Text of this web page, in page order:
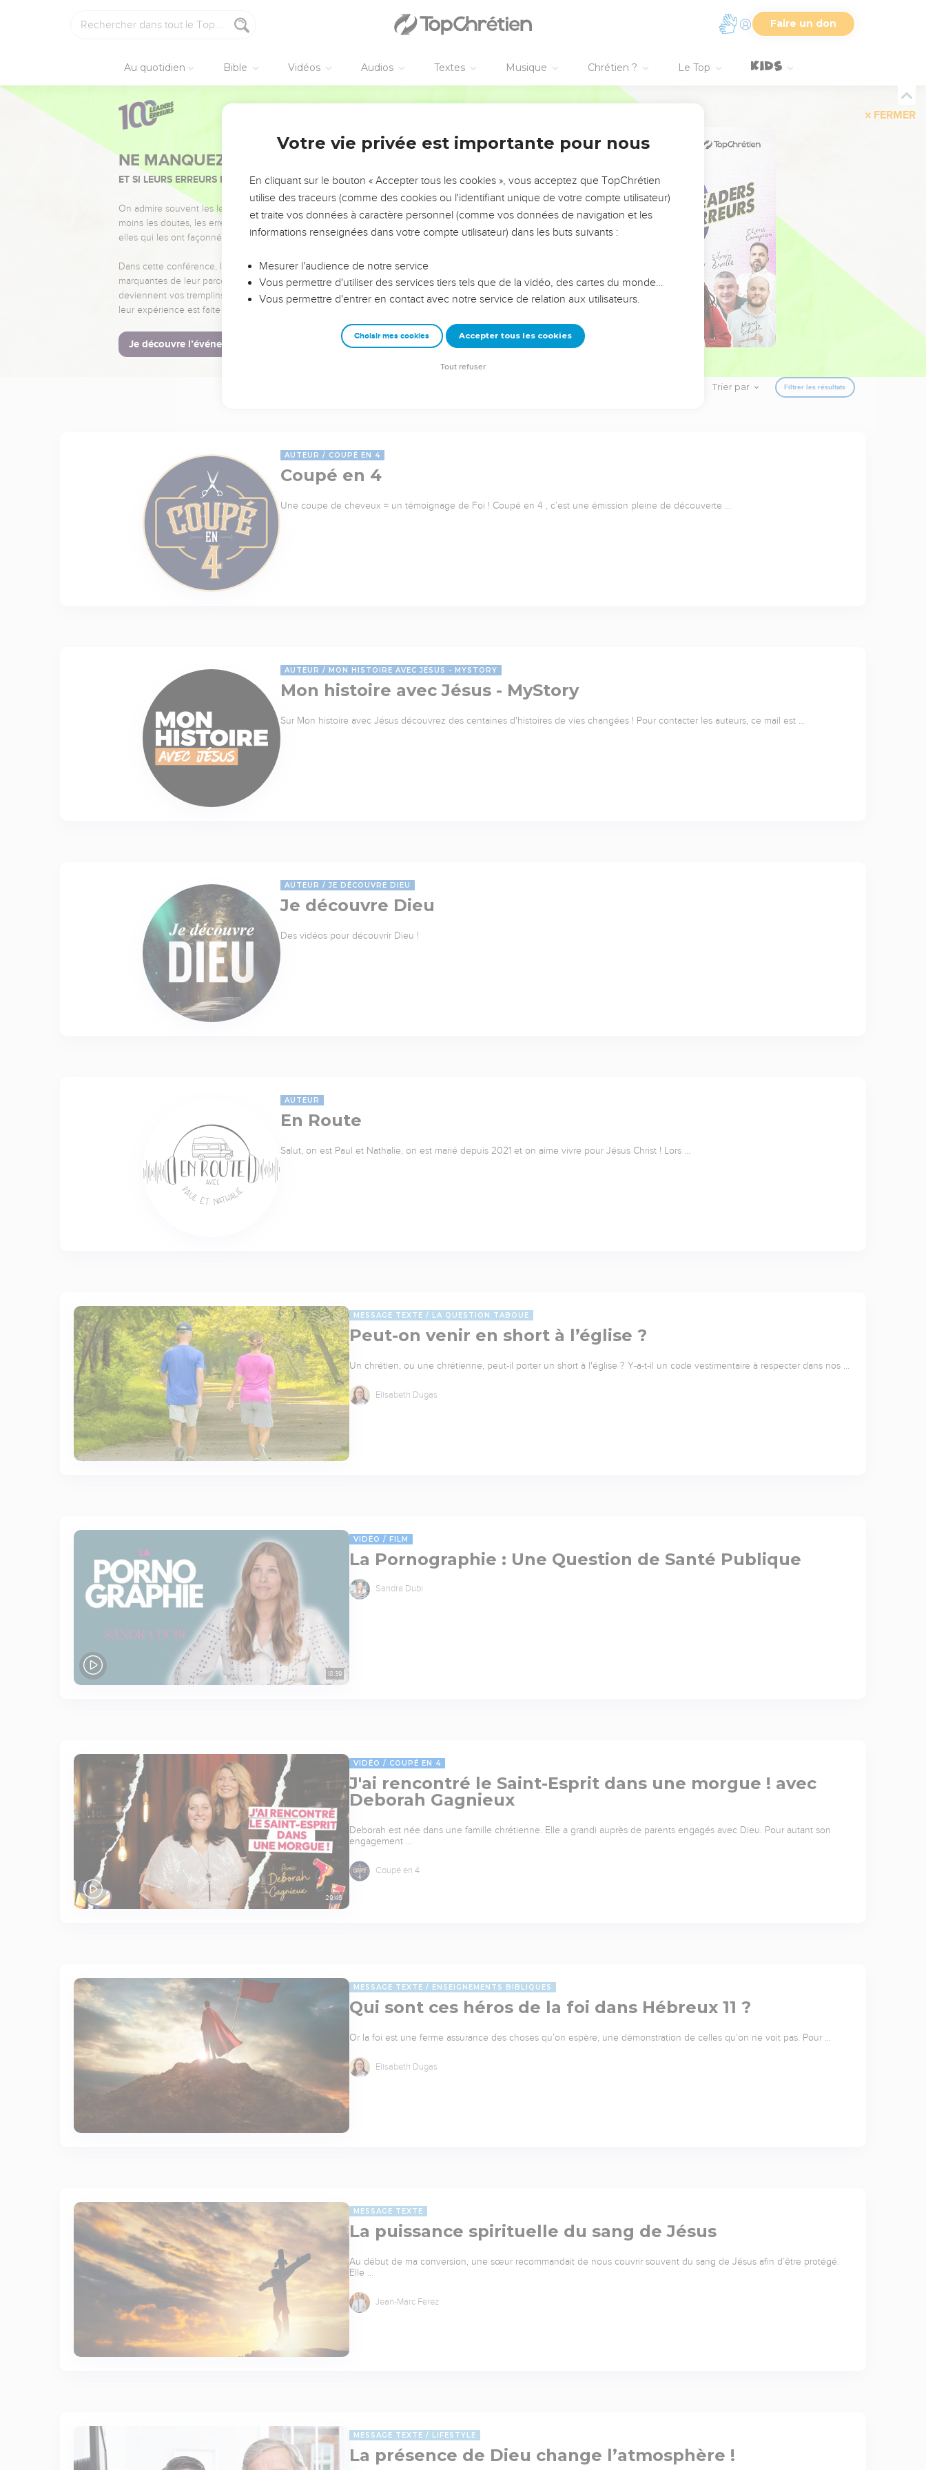
Faire un don
Au quotidien Bible Vidéos Audios Textes Musique Chrétien ? Le Top
FERMER
NE MANQUEZ PAS L’ÉVÉNEMENT DE L’ANNÉE !
ET SI LEURS ERREURS POUVAIENT VOUS ÉVITER LES VOTRES ?
On admire souvent les leaders pour leurs réussites, leur impact, leur foi ou leur vision. Mais on voit
moins les doutes, les erreurs et les saisons difficiles qu'ils ont traversés, alors même que ce sont
elles qui les ont façonnés.
Dans cette conférence, leaders, entrepreneurs, et responsables reviennent sur les erreurs
marquantes de leur parcours et les clés pour avancer avec plus de sagesse afin que leurs erreurs
deviennent vos tremplins. Que vous guidiez un ministère, une équipe, un groupe ou une famille,
leur expérience est faite pour vous.
Je découvre l’événement
Trier par Filtrer les résultats
AUTEUR COUPÉ EN 4
Coupé en 4
Une coupe de cheveux = un témoignage de Foi ! Coupé en 4 , c’est une émission pleine de découverte …
AUTEUR MON HISTOIRE AVEC JÉSUS - MYSTORY
Mon histoire avec Jésus - MyStory
Sur Mon histoire avec Jésus découvrez des centaines d'histoires de vies changées ! Pour contacter les auteurs, ce mail est …
AUTEUR JE DÉCOUVRE DIEU
Je découvre Dieu
Des vidéos pour découvrir Dieu !
AUTEUR
En Route
Salut, on est Paul et Nathalie, on est marié depuis 2021 et on aime vivre pour Jésus Christ ! Lors …
MESSAGE TEXTE LA QUESTION TABOUE
Peut-on venir en short à l’église ?
Un chrétien, ou une chrétienne, peut-il porter un short à l'église ? Y-a-t-il un code vestimentaire à respecter dans nos …
Elisabeth Dugas
18:39
VIDÉO FILM
La Pornographie : Une Question de Santé Publique
Sandra Dubi
29:46
VIDÉO COUPÉ EN 4
J'ai rencontré le Saint-Esprit dans une morgue ! avec
Deborah Gagnieux
Deborah est née dans une famille chrétienne. Elle a grandi auprès de parents engagés avec Dieu. Pour autant son
engagement …
Coupé en 4
MESSAGE TEXTE ENSEIGNEMENTS BIBLIQUES
Qui sont ces héros de la foi dans Hébreux 11 ?
Or la foi est une ferme assurance des choses qu’on espère, une démonstration de celles qu’on ne voit pas. Pour …
Elisabeth Dugas
MESSAGE TEXTE
La puissance spirituelle du sang de Jésus
Au début de ma conversion, une sœur recommandait de nous couvrir souvent du sang de Jésus afin d’être protégé.
Elle …
Jean-Marc Ferez
MESSAGE TEXTE LIFESTYLE
La présence de Dieu change l’atmosphère !
Votre vie privée est importante pour nous
En cliquant sur le bouton « Accepter tous les cookies », vous acceptez que TopChrétien
utilise des traceurs (comme des cookies ou l'identifiant unique de votre compte utilisateur)
et traite vos données à caractère personnel (comme vos données de navigation et les
informations renseignées dans votre compte utilisateur) dans les buts suivants :
Mesurer l'audience de notre service
Vous permettre d'utiliser des services tiers tels que de la vidéo, des cartes du monde…
Vous permettre d'entrer en contact avec notre service de relation aux utilisateurs.
Choisir mes cookies Accepter tous les cookies
Tout refuser